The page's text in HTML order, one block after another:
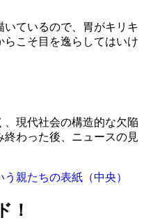
ているので、胃がキリキ
らこそ目を逸らしてはいけ
現代社会の構造的な欠陥
終わった後、ニュースの見
！